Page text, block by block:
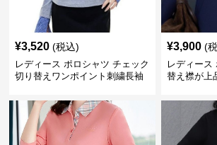
¥3,520 (税込)
レディース ポロシャツ チェック
切り替えワンポイント刺繍長袖
¥3,900 (
レディース
替え襟が上